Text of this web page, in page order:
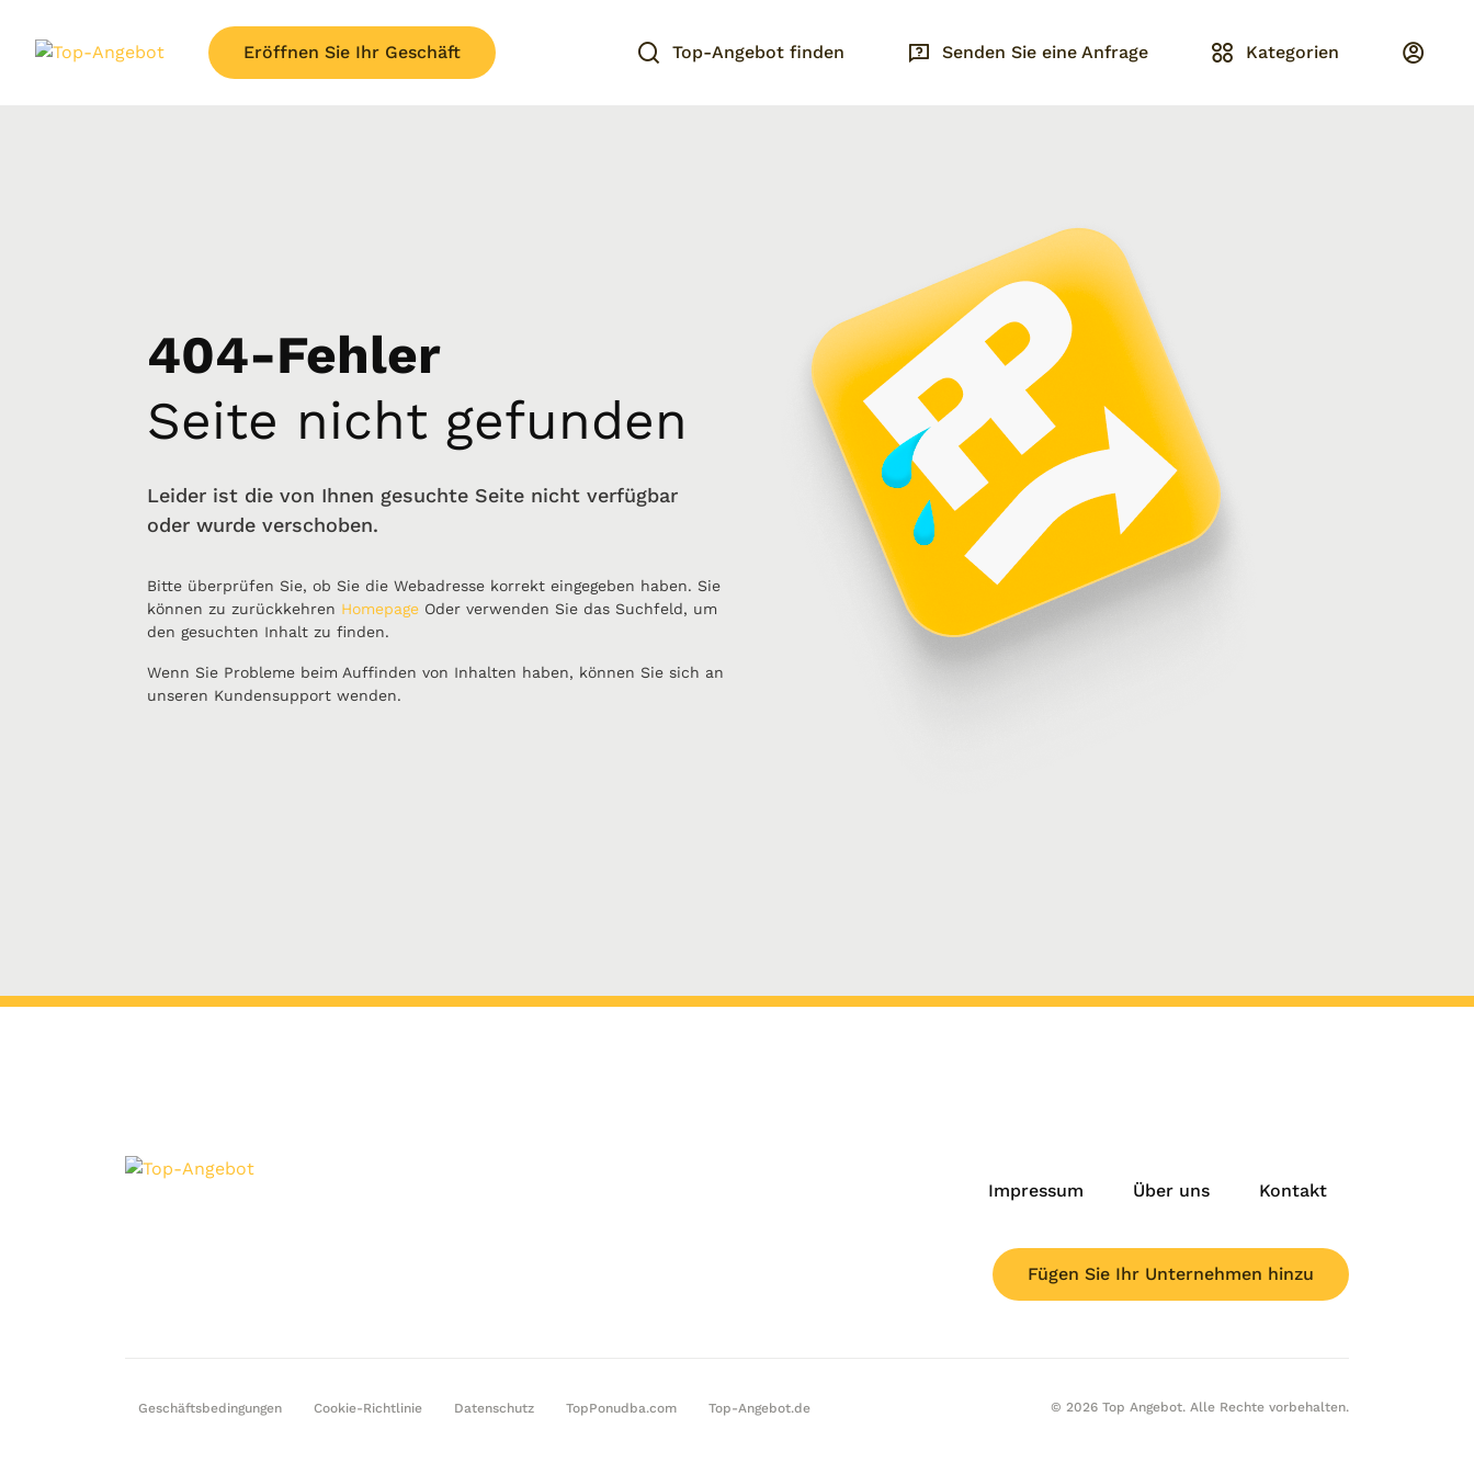
Eröffnen Sie Ihr Geschäft Top-Angebot finden Senden Sie eine Anfrage Kategorien
404-Fehler
Seite nicht gefunden
Leider ist die von Ihnen gesuchte Seite nicht verfügbar
oder wurde verschoben.
Bitte überprüfen Sie, ob Sie die Webadresse korrekt eingegeben haben. Sie
können zu zurückkehren Homepage Oder verwenden Sie das Suchfeld, um
den gesuchten Inhalt zu finden.
Wenn Sie Probleme beim Auffinden von Inhalten haben, können Sie sich an
unseren Kundensupport wenden.
Impressum Über uns Kontakt
Fügen Sie Ihr Unternehmen hinzu
Geschäftsbedingungen Cookie-Richtlinie Datenschutz TopPonudba.com Top-Angebot.de © 2026 Top Angebot. Alle Rechte vorbehalten.